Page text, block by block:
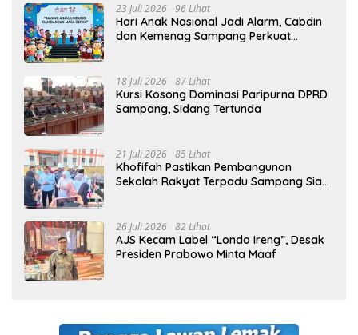
23 Juli 2026 96 Lihat
Hari Anak Nasional Jadi Alarm, Cabdin
dan Kemenag Sampang Perkuat
18 Juli 2026 87 Lihat
Kursi Kosong Dominasi Paripurna DPRD
Sampang, Sidang Tertunda
21 Juli 2026 85 Lihat
Khofifah Pastikan Pembangunan
Sekolah Rakyat Terpadu Sampang Siap
26 Juli 2026 82 Lihat
AJS Kecam Label “Londo Ireng”, Desak
Presiden Prabowo Minta Maaf